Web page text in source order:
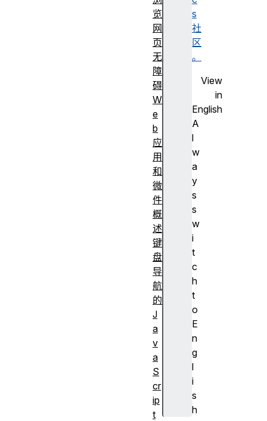
s
社
区
。
View
in
English
A
l
w
a
y
s
s
w
i
t
c
h
t
o
E
n
g
l
i
s
h
览
网
页
无
障
碍
W
e
b
应
用
和
微
件
概
述
键
盘
导
航
的
J
a
v
a
S
cr
ip
t